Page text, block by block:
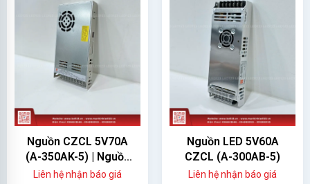
Nguồn CZCL 5V70A
(A-350AK-5) | Nguồn
Màn Hình LED 350W
Liên hệ nhận báo giá
Nguồn LED 5V60A
CZCL (A-300AB-5)
Liên hệ nhận báo giá